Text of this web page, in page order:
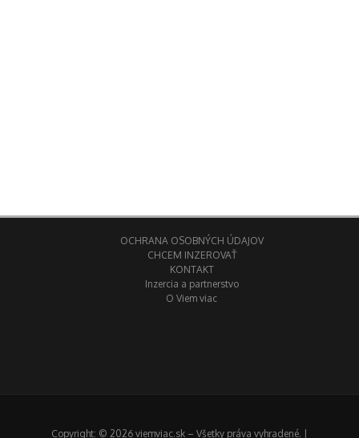
OCHRANA OSOBNÝCH ÚDAJOV
CHCEM INZEROVAŤ
KONTAKT
Inzercia a partnerstvo
O Viem viac
Copyright: © 2026 viemviac.sk – Všetky práva vyhradené. |